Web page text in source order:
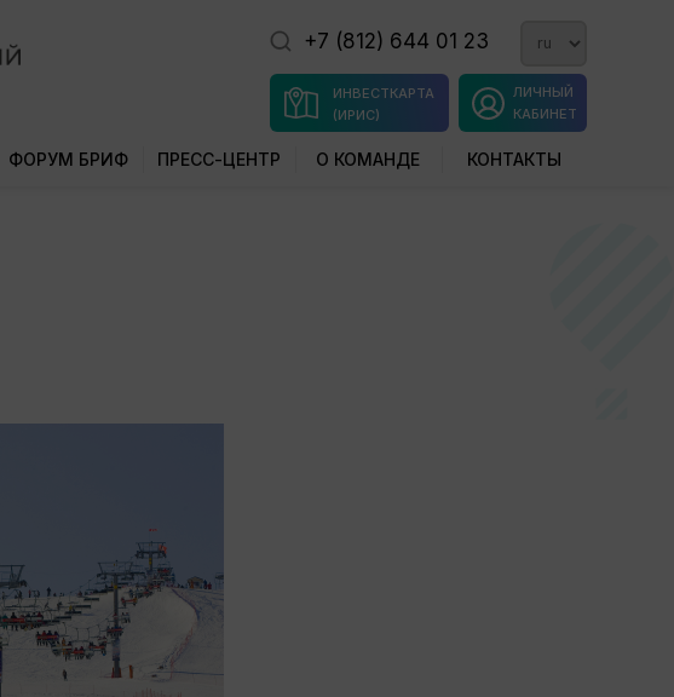
+7 (812) 644 01 23
ЛИЧНЫЙ
КАБИНЕТ
ИНВЕСТКАРТА
(ИРИС)
ФОРУМ БРИФ ПРЕСС-ЦЕНТР О КОМАНДЕ КОНТАКТЫ